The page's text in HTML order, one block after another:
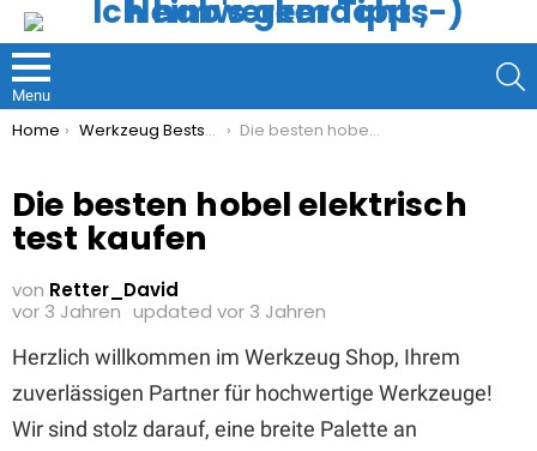
Menu
You are here:
Home Werkzeug Bestseller Die besten hobel elektrisch test kaufen
Die besten hobel elektrisch
test kaufen
von Retter_David
vor 3 Jahren updated vor 3 Jahren
Herzlich willkommen im Werkzeug Shop, Ihrem
zuverlässigen Partner für hochwertige Werkzeuge!
Wir sind stolz darauf, eine breite Palette an